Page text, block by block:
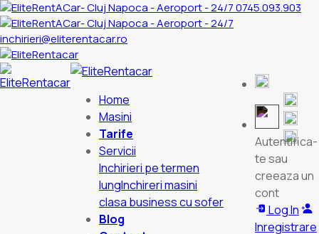
0745.093.903
inchirieri@eliterentacar.ro
Home
Masini
Tarife
Servicii
Inchirieri pe termen
lungInchireri masini
clasa business cu sofer
Blog
Autentifica-
te sau
creeaza un
cont
Log In
Inregistrare